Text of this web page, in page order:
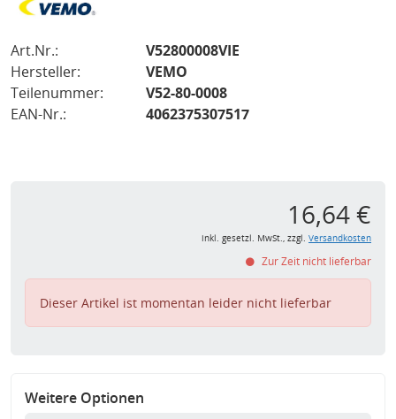
Art.Nr.:
V52800008VIE
Hersteller:
VEMO
Teilenummer:
V52-80-0008
EAN-Nr.:
4062375307517
16,64 €
inkl. gesetzl. MwSt., zzgl. Versandkosten
Zur Zeit nicht lieferbar
Dieser Artikel ist momentan leider nicht lieferbar
Weitere Optionen